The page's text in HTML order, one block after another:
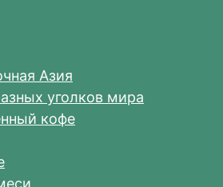
Азия
уголков мира
кофе